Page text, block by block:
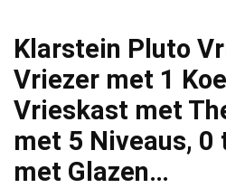
Klarstein Pluto
Vriezer met 1
Vrieskast met
met 5 Niveaus, 0
met Glazen…